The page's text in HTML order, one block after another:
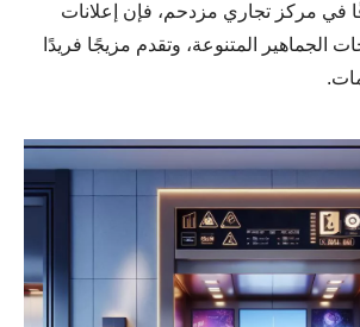
في مركز تجاري مزدحم، فإن إعلانات
الجماهير المتنوعة، وتقدم مزيجًا فريدًا